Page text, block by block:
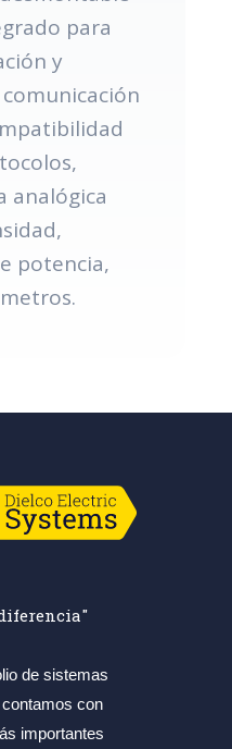
para
y
analógica
potencia,
de sistemas
con
importantes